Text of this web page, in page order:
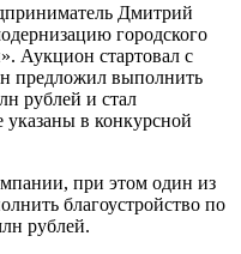
Дмитрий
городского
Аукцион стартовал с
предложил выполнить
рублей и стал
указаны в конкурсной
при этом один из
благоустройство по
рублей.